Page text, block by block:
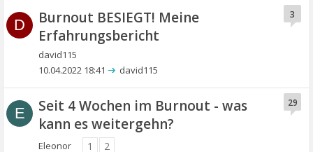
D
Burnout BESIEGT! Meine
Erfahrungsbericht
david115
3
10.04.2022 18:41 david115
E
Seit 4 Wochen im Burnout - was
kann es weitergehn?
Eleonor 1 2
29